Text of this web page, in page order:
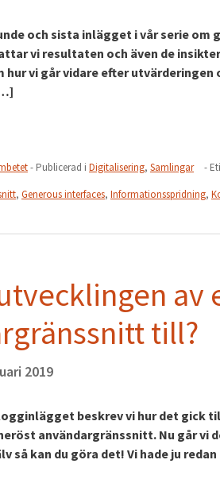
och sista inlägget i vår serie
vi resultaten och även de
hur vi går vidare efter
- Publicerad i Digitalisering, Samlingar
-
, Generous interfaces, Informationsspridning,
av
till?
2019
beskrev vi hur det gick
användargränssnitt. Nu går vi
så kan du göra det! Vi hade ju